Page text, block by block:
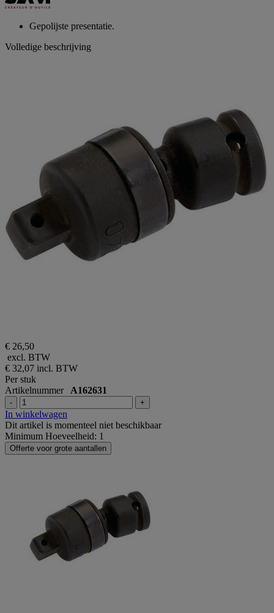
Gepolijste presentatie.
Volledige beschrijving
€ 26,50
excl. BTW
€ 32,07 incl. BTW
Per stuk
Artikelnummer A162631
- +
In winkelwagen
Dit artikel is momenteel niet beschikbaar
Minimum Hoeveelheid: 1
Offerte voor grote aantallen